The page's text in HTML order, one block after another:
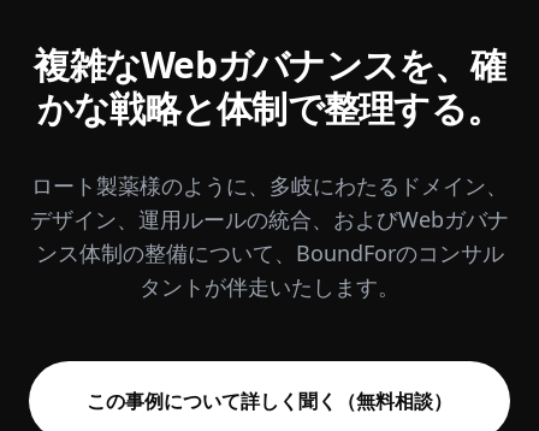
複雑なWebガバナンスを、確
かな戦略と体制で整理する。
ロート製薬様のように、多岐にわたるドメイン、
デザイン、運用ルールの統合、およびWebガバナ
ンス体制の整備について、BoundForのコンサル
タントが伴走いたします。
この事例について詳しく聞く（無料相談）